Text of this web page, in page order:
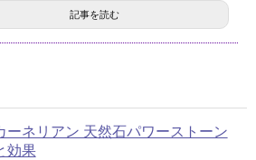
記事を読む
ーネリアン 天然石パワーストーン
効果